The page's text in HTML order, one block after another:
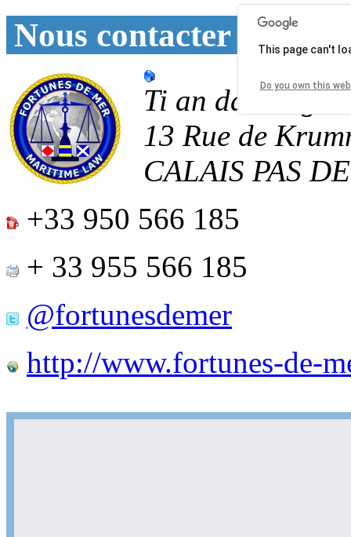
Nous contacter
Ti an
13 Rue de
CALAIS PAS
+33 950 566 185
+ 33 955 566 185
@fortunesdemer
http://www.fortunes-de-
This page can't
Do you own this